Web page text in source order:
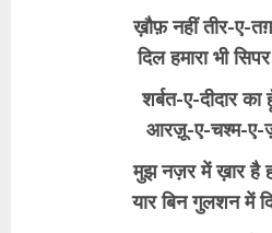
ख़ौफ़ नहीं तीर-ए-
दिल हमारा भी
शर्बत-ए-दीदार का
आरज़ू-ए-चश्‍म-ए-
मुझ नज़र में ख़ार है
यार बिन गुलशन में